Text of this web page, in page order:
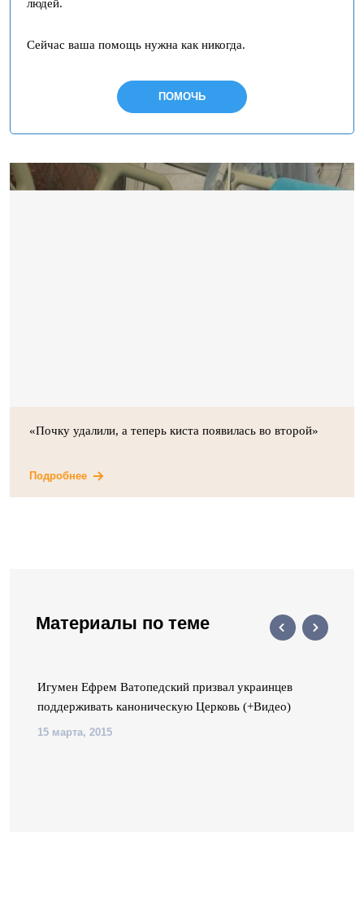
людей.
Сейчас ваша помощь нужна как никогда.
ПОМОЧЬ
«Почку удалили, а теперь киста появилась во второй»
Подробнее
Материалы по теме
Игумен Ефрем Ватопедский призвал украинцев
поддерживать каноническую Церковь (+Видео)
15 марта, 2015